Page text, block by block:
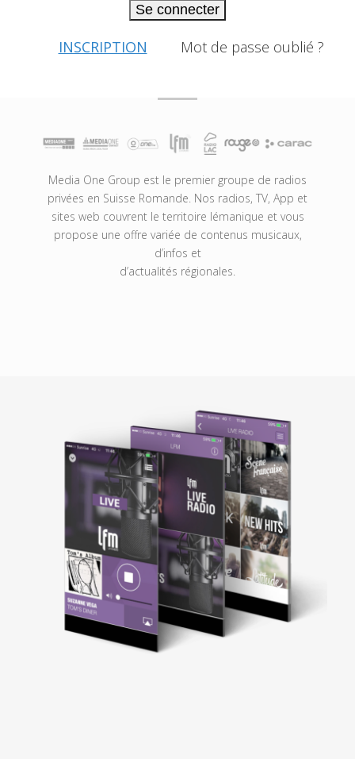
Se connecter
INSCRIPTION Mot de passe oublié ?
Media One Group est le premier groupe de radios
privées en Suisse Romande. Nos radios, TV, App et
sites web couvrent le territoire lémanique et vous
propose une offre variée de contenus musicaux,
d’infos et
d’actualités régionales.